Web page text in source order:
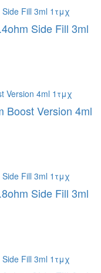
Side Fill 3ml
Boost Version 4ml
Side Fill 3ml